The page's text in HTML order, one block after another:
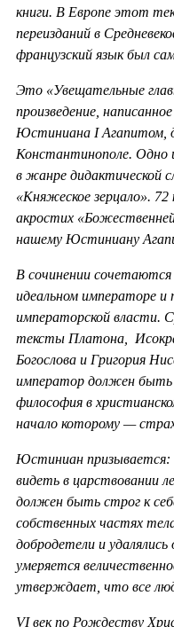
книги. В Европе этот
переизданий в
французский язык был
Это «Увещательные
произведение,
Юстиниана I Агапитом,
Константинополе. Одно
в жанре дидактической
«Княжеское зерцало».
акростих
нашему Юстиниану
В сочинении сочетаются
идеальном императоре и
императорской власти.
тексты Платона,
Богослова и Григория
император должен
философия в
начало которому —
Юстиниан призывается:
видеть в царствовании
должен быть строг к
собственных частях
добродетели и
умеряется
утверждает, что все
VI век по Рождеству